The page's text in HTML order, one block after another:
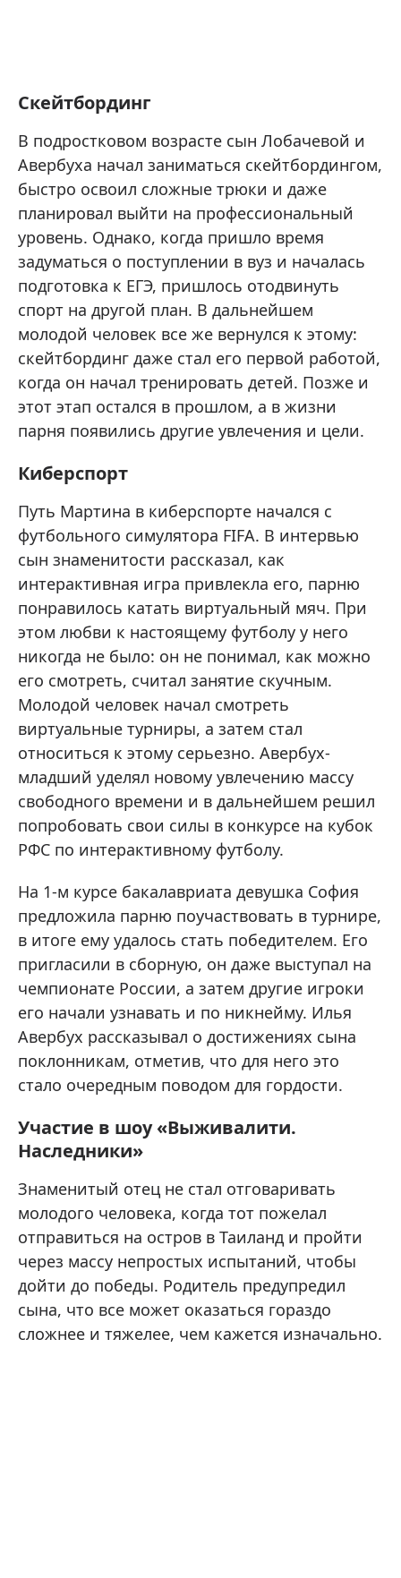
Скейтбординг
В подростковом возрасте сын Лобачевой и
Авербуха начал заниматься скейтбордингом,
быстро освоил сложные трюки и даже
планировал выйти на профессиональный
уровень. Однако, когда пришло время
задуматься о поступлении в вуз и началась
подготовка к ЕГЭ, пришлось отодвинуть
спорт на другой план. В дальнейшем
молодой человек все же вернулся к этому:
скейтбординг даже стал его первой работой,
когда он начал тренировать детей. Позже и
этот этап остался в прошлом, а в жизни
парня появились другие увлечения и цели.
Киберспорт
Путь Мартина в киберспорте начался с
футбольного симулятора FIFA. В интервью
сын знаменитости рассказал, как
интерактивная игра привлекла его, парню
понравилось катать виртуальный мяч. При
этом любви к настоящему футболу у него
никогда не было: он не понимал, как можно
его смотреть, считал занятие скучным.
Молодой человек начал смотреть
виртуальные турниры, а затем стал
относиться к этому серьезно. Авербух-
младший уделял новому увлечению массу
свободного времени и в дальнейшем решил
попробовать свои силы в конкурсе на кубок
РФС по интерактивному футболу.
На 1-м курсе бакалавриата девушка София
предложила парню поучаствовать в турнире,
в итоге ему удалось стать победителем. Его
пригласили в сборную, он даже выступал на
чемпионате России, а затем другие игроки
его начали узнавать и по никнейму. Илья
Авербух рассказывал о достижениях сына
поклонникам, отметив, что для него это
стало очередным поводом для гордости.
Участие в шоу «Выживалити.
Наследники»
Знаменитый отец не стал отговаривать
молодого человека, когда тот пожелал
отправиться на остров в Таиланд и пройти
через массу непростых испытаний, чтобы
дойти до победы. Родитель предупредил
сына, что все может оказаться гораздо
сложнее и тяжелее, чем кажется изначально.